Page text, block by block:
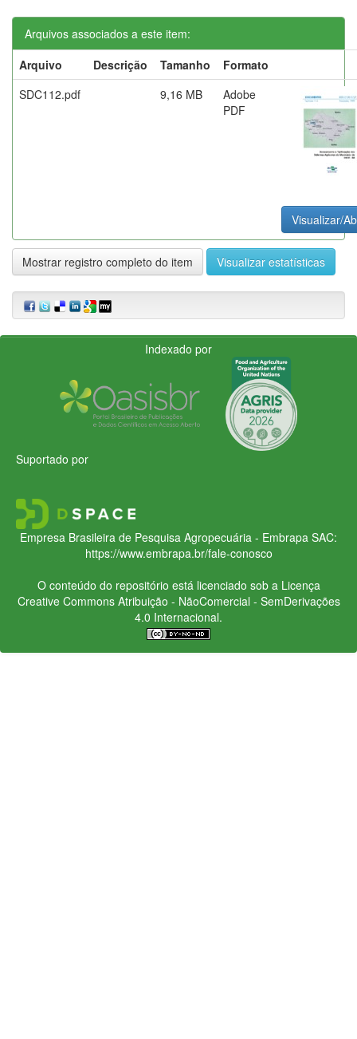
Arquivos associados a este item:
Arquivo
Descrição Tamanho
Formato
SDC112.pdf
9,16 MB
Adobe
PDF
Visualizar/
Mostrar registro completo do item Visualizar estatísticas
Indexado por
Suportado por
Empresa Brasileira de Pesquisa Agropecuária - Embrapa SAC:
https://www.embrapa.br/fale-conosco
O conteúdo do repositório está licenciado sob a Licença
Creative CommonsAtribuição - NãoComercial - SemDerivações
4.0 Internacional.